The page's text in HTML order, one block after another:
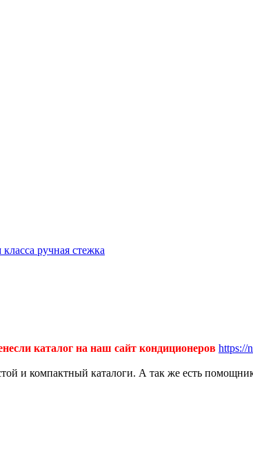
ручная стежка
каталог на наш сайт кондиционеров https://
и компактный каталоги. А так же есть